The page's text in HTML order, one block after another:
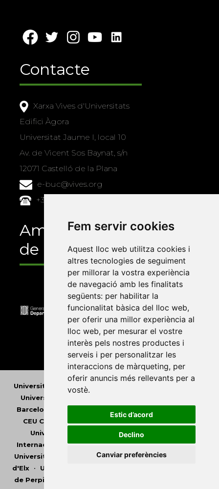
Fem servir cookies
Aquest lloc web utilitza cookies i
altres tecnologies de seguiment
per millorar la vostra experiència
de navegació amb les finalitats
següents: per habilitar la
funcionalitat bàsica del lloc web,
per oferir una millor experiència al
lloc web, per mesurar el vostre
interès pels nostres productes i
serveis i per personalitzar les
interaccions de màrqueting, per
oferir anuncis més rellevants per a
vostè.
Estic d’acord
Declino
Canviar preferències
Contacte
Xarxa Vives d'Universitats
Edifici Àgora
Universitat Jaume I, local 10
Av. de Vicent Sos Baynat, s/n
12071 Castelló de la Plana
e-buc@vives.org
+34 964 72 89 93
Amb el suport
de
Universitat Abat Oliba CEU
Universitat d'Andorra
Barcelona
CEU Cardenal Herrera
•
Universitat de les Illes Balears•
Internacional de Catalunya•Universitat Jaume I•
Universitat de Lleida
•Universitat Miguel Hernández
d'Elx• Universitat Oberta de Catalunya
de Perpinyà Via Domitia